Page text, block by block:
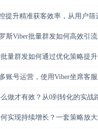
提升精准获客效率，从用户筛选
斯Viber批量群发如何高效引流
量群发如何通过优化策略提
账号运营，使用Viber坐席客服系
做才有效？从0到转化的实战
实现持续增长？一套策略放